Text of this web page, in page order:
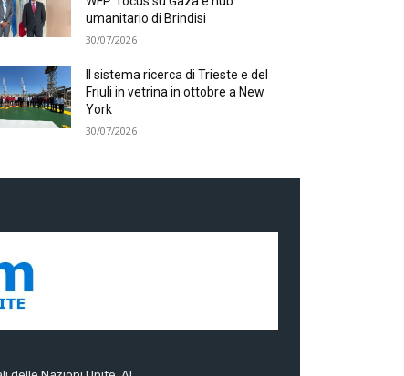
umanitario di Brindisi
30/07/2026
Il sistema ricerca di Trieste e del
Friuli in vetrina in ottobre a New
York
30/07/2026